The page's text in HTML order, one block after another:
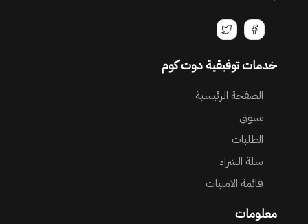
خدمات توفيقية دوت كوم
الصفحة الرئيسية
تسوق
الطلبات
سلة الشراء
قائمة الامنيات
معلومات